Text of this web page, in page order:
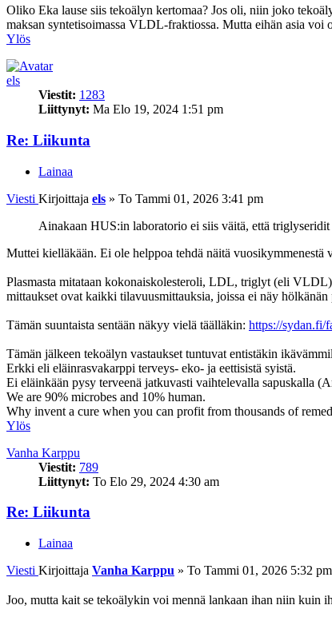
Oliko Eka lause siis tekoälyn kertomaa? Jos oli, niin joko
maksan syntetisoimassa VLDL-fraktiossa. Mutta eihän asia
Ylös
els
Viestit: 1283
Liittynyt: Ma Elo 19, 2024 1:51 pm
Re: Liikunta
Lainaa
Viesti Kirjoittaja els » To Tammi 01, 2026 3:41 pm
Ainakaan HUS:in laboratorio ei siis väitä, että
Muttei kielläkään. Ei ole helppoa tehdä näitä vuosikymmenestä
Plasmasta mitataan kokonaiskolesteroli, LDL, triglyt (eli
mittaukset ovat kaikki tilavuusmittauksia, joissa ei näy
Tämän suuntaista sentään näkyy vielä täälläkin: https://sydan.fi/
Tämän jälkeen tekoälyn vastaukset tuntuvat entistäkin
Erkki eli eläinrasvakarppi terveys- eko- ja eettisistä syistä.
Ei eläinkään pysy terveenä jatkuvasti vaihtelevalla sapuskalla
We are 90% microbes and 10% human.
Why invent a cure when you can profit from thousands of
Ylös
Vanha Karppu
Viestit: 789
Liittynyt: To Elo 29, 2024 4:30 am
Re: Liikunta
Lainaa
Viesti Kirjoittaja Vanha Karppu » To Tammi 01, 2026 5:32 pm
Joo, mutta kait se tekoälykin voi mennä lankaan ihan niin kuin